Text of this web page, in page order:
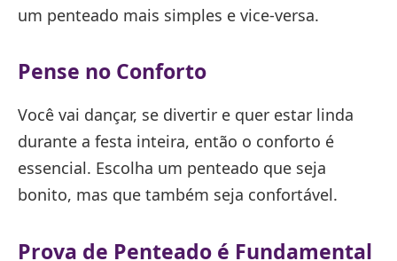
um penteado mais simples e vice-versa.
Pense no Conforto
Você vai dançar, se divertir e quer estar linda
durante a festa inteira, então o conforto é
essencial. Escolha um penteado que seja
bonito, mas que também seja confortável.
Prova de Penteado é Fundamental